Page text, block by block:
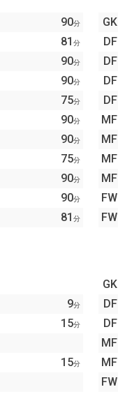
90分
81分
90分
90分
75分
90分
90分
75分
90分
90分
81分
9分
15分
15分
GK
DF
DF
DF
DF
MF
MF
MF
MF
FW
FW
GK
DF
DF
MF
MF
FW